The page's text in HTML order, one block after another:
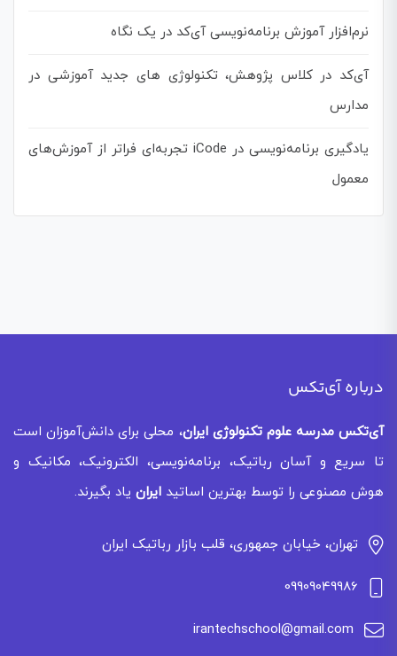
نرم‌افزار آموزش برنامه‌نویسی آی‌کد در یک نگاه
آی‌کد در کلاس پژوهش، تکنولوژی های جدید آموزشی در
مدارس
یادگیری برنامه‌نویسی در iCode تجربه‌ای فراتر از آموزش‌های
معمول
درباره آی‌تکس
آی‌تکس مدرسه علوم تکنولوژی ایران، محلی برای دانش‌آموزان است
تا سریع و آسان رباتیک، برنامه‌نویسی، الکترونیک، مکانیک و
هوش مصنوعی را توسط بهترین اساتید ایران یاد بگیرند.
تهران، خیابان جمهوری، قلب بازار رباتیک ایران
09909049986
irantechschool@gmail.com